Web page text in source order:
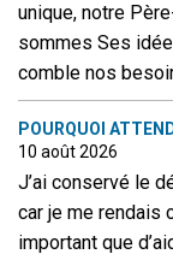
unique, notre
sommes Ses
comble nos
POURQUOI
10 août 2026
J’ai conservé le
car je me rendais
important que